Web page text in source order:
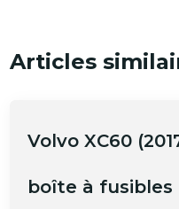
Articles
Volvo XC60
boîte à fusibles